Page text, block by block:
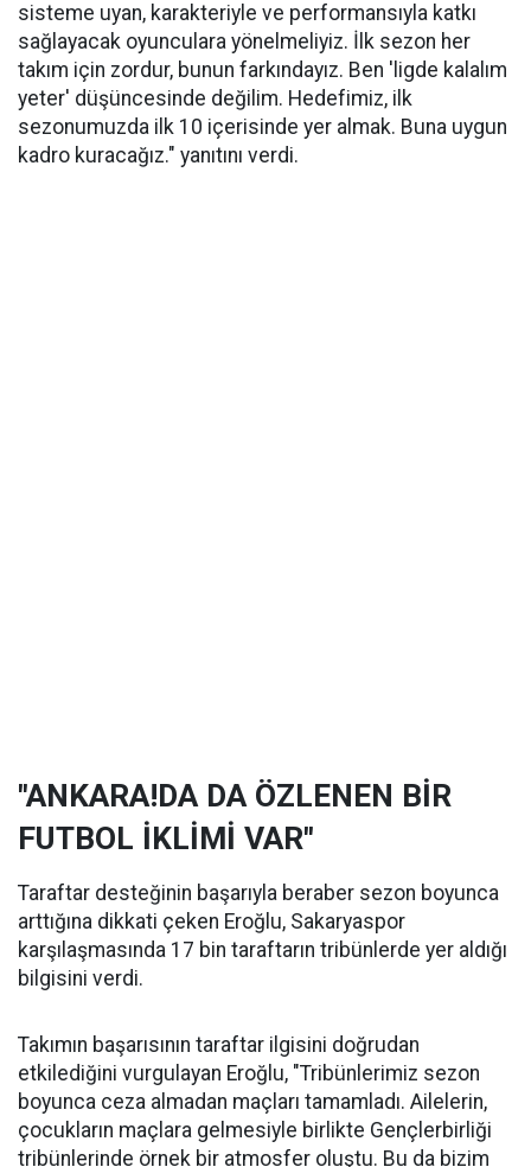
sisteme uyan, karakteriyle ve performansıyla katkı
sağlayacak oyunculara yönelmeliyiz. İlk sezon her
takım için zordur, bunun farkındayız. Ben 'ligde kalalım
yeter' düşüncesinde değilim. Hedefimiz, ilk
sezonumuzda ilk 10 içerisinde yer almak. Buna uygun
kadro kuracağız." yanıtını verdi.
"ANKARA!DA DA ÖZLENEN BİR
FUTBOL İKLİMİ VAR"
Taraftar desteğinin başarıyla beraber sezon boyunca
arttığına dikkati çeken Eroğlu, Sakaryaspor
karşılaşmasında 17 bin taraftarın tribünlerde yer aldığı
bilgisini verdi.
Takımın başarısının taraftar ilgisini doğrudan
etkilediğini vurgulayan Eroğlu, "Tribünlerimiz sezon
boyunca ceza almadan maçları tamamladı. Ailelerin,
çocukların maçlara gelmesiyle birlikte Gençlerbirliği
tribünlerinde örnek bir atmosfer oluştu. Bu da bizim